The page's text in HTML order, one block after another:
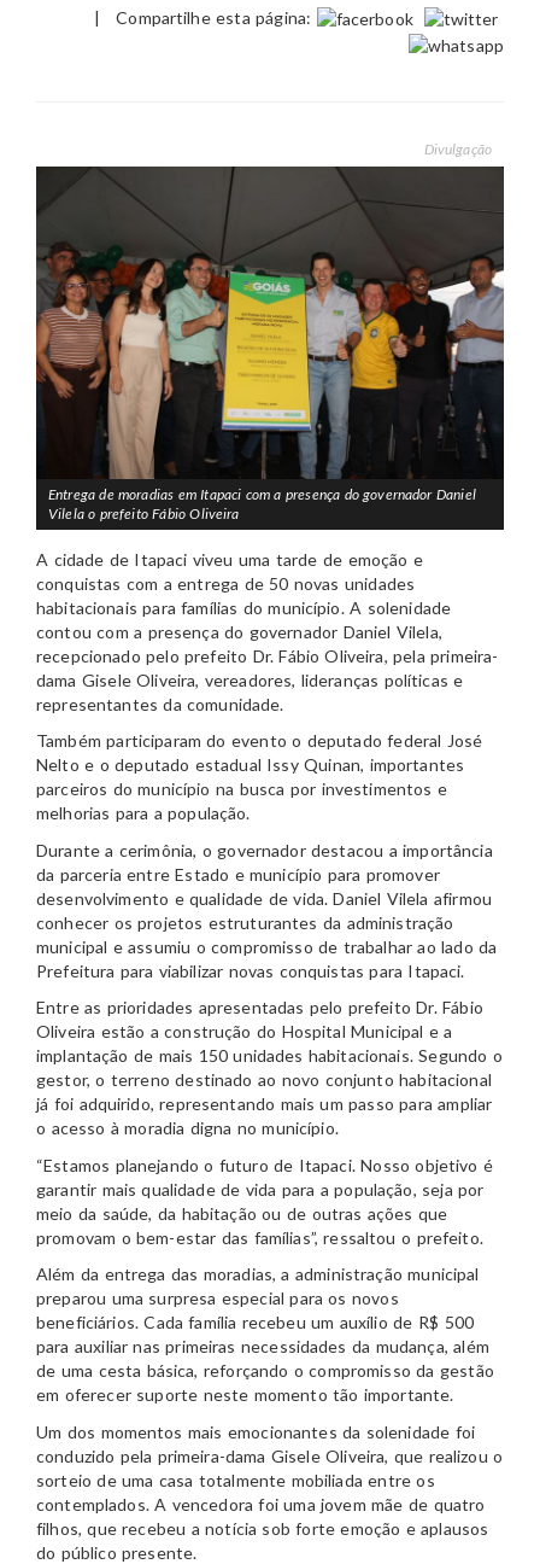
|Compartilhe esta página:
Divulgação
Entrega de moradias em Itapaci com a presença do governador Daniel
Vilela o prefeito Fábio Oliveira
A cidade de Itapaci viveu uma tarde de emoção e
conquistas com a entrega de 50 novas unidades
habitacionais para famílias do município. A solenidade
contou com a presença do governador Daniel Vilela,
recepcionado pelo prefeito Dr. Fábio Oliveira, pela primeira-
dama Gisele Oliveira, vereadores, lideranças políticas e
representantes da comunidade.
Também participaram do evento o deputado federal José
Nelto e o deputado estadual Issy Quinan, importantes
parceiros do município na busca por investimentos e
melhorias para a população.
Durante a cerimônia, o governador destacou a importância
da parceria entre Estado e município para promover
desenvolvimento e qualidade de vida. Daniel Vilela afirmou
conhecer os projetos estruturantes da administração
municipal e assumiu o compromisso de trabalhar ao lado da
Prefeitura para viabilizar novas conquistas para Itapaci.
Entre as prioridades apresentadas pelo prefeito Dr. Fábio
Oliveira estão a construção do Hospital Municipal e a
implantação de mais 150 unidades habitacionais. Segundo o
gestor, o terreno destinado ao novo conjunto habitacional
já foi adquirido, representando mais um passo para ampliar
o acesso à moradia digna no município.
“Estamos planejando o futuro de Itapaci. Nosso objetivo é
garantir mais qualidade de vida para a população, seja por
meio da saúde, da habitação ou de outras ações que
promovam o bem-estar das famílias”, ressaltou o prefeito.
Além da entrega das moradias, a administração municipal
preparou uma surpresa especial para os novos
beneficiários. Cada família recebeu um auxílio de R$ 500
para auxiliar nas primeiras necessidades da mudança, além
de uma cesta básica, reforçando o compromisso da gestão
em oferecer suporte neste momento tão importante.
Um dos momentos mais emocionantes da solenidade foi
conduzido pela primeira-dama Gisele Oliveira, que realizou o
sorteio de uma casa totalmente mobiliada entre os
contemplados. A vencedora foi uma jovem mãe de quatro
filhos, que recebeu a notícia sob forte emoção e aplausos
do público presente.